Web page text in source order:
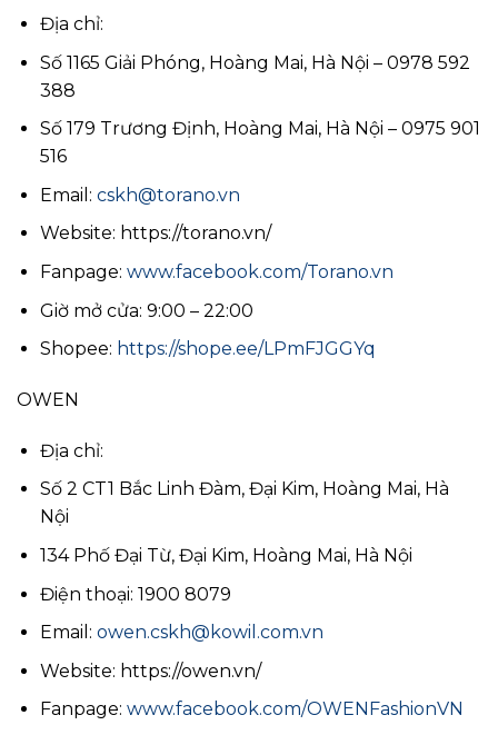
Địa chỉ:
Số 1165 Giải Phóng, Hoàng Mai, Hà Nội – 0978 592
388
Số 179 Trương Định, Hoàng Mai, Hà Nội – 0975 901
516
Email: cskh@torano.vn
Website: https://torano.vn/
Fanpage: www.facebook.com/Torano.vn
Giờ mở cửa: 9:00 – 22:00
Shopee: https://shope.ee/LPmFJGGYq
OWEN
Địa chỉ:
Số 2 CT1 Bắc Linh Đàm, Đại Kim, Hoàng Mai, Hà
Nội
134 Phố Đại Từ, Đại Kim, Hoàng Mai, Hà Nội
Điện thoại: 1900 8079
Email: owen.cskh@kowil.com.vn
Website: https://owen.vn/
Fanpage: www.facebook.com/OWENFashionVN